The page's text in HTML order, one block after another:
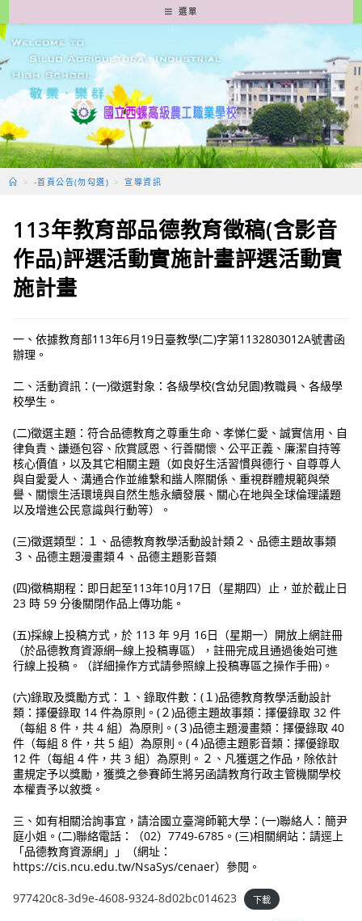
轉
至
要
容
選單
> -首頁公告(勿勾選) > 宣導資訊
113年教育部品德教育徵稿(含影音
作品)評選活動實施計畫評選活動實
施計畫
一、依據教育部113年6月19日臺教學(二)字第1132803012A號書函
辦理。
二、活動資訊：(一)徵選對象：各級學校(含幼兒園)教職員、各級學
校學生。
(二)徵選主題：符合品德教育之尊重生命、孝悌仁愛、誠實信用、自
律負責、謙遜包容、欣賞感恩、行善關懷、公平正義、廉潔自持等
核心價值，以及其它相關主題（如良好生活習慣與德行、自尊尊人
與自愛愛人、溝通合作並維繫和諧人際關係、重視群體規範與榮
譽、關懷生活環境與自然生態永續發展、關心在地與全球倫理議題
以及增進公民意識與行動等）。
(三)徵選類型：１、品德教育教學活動設計類２、品德主題故事類
３、品德主題漫畫類４、品德主題影音類
(四)徵稿期程：即日起至113年10月17日（星期四）止，並於截止日
23 時 59 分後關閉作品上傳功能。
(五)採線上投稿方式，於 113 年 9月 16日（星期一）開放上網註冊
（於品德教育資源網─線上投稿專區），註冊完成且通過後始可進
行線上投稿。（詳細操作方式請參照線上投稿專區之操作手冊)。
(六)錄取及獎勵方式：１、錄取件數：(１)品德教育教學活動設計
類：擇優錄取 14 件為原則。(２)品德主題故事類：擇優錄取 32 件
（每組 8 件，共 4 組）為原則。(３)品德主題漫畫類：擇優錄取 40
件（每組 8 件，共 5 組）為原則。(４)品德主題影音類：擇優錄取
12 件（每組 4 件，共 3 組）為原則。２、凡獲選之作品，除依計
畫規定予以獎勵，獲獎之參賽師生將另函請教育行政主管機關學校
本權責予以敘獎。
三、如有相關洽詢事宜，請洽國立臺灣師範大學：(一)聯絡人：簡尹
庭小姐。(二)聯絡電話：（02）7749-6785。(三)相關網站：請逕上
「品德教育資源網」」（網址：
https://cis.ncu.edu.tw/NsaSys/cenaer）參閱。
977420c8-3d9e-4608-9324-8d02bc014623 下載